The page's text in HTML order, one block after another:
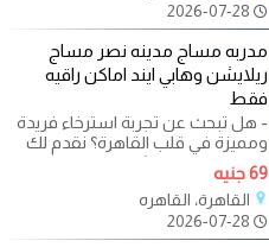
مدربه مساج مدينه نصر مساج
ريلايشن وهابي ايند اماكن راقيه
فقط
- هل تبحث عن تجربة استرخاء فريدة
ومميزة في قلب القاهرة؟ نقدم لك
خدمة مساج ريلاشن التي تجمع بين
69 جنيه
القاهرة، القاهره